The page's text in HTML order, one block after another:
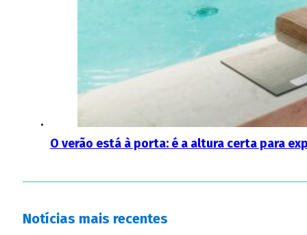
O verão está à porta: é a altura certa para
Notícias mais recentes